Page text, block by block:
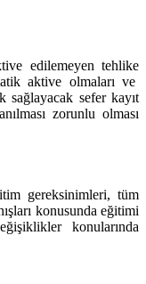
edilemeyen tehlike
aktive olmaları ve
sağlayacak sefer kayıt
zorunlu olması
gereksinimleri, tüm
konusunda eğitimi
konularında